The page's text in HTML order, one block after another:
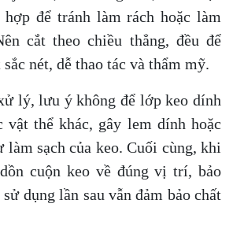
để tránh làm rách hoặc làm
cắt theo chiều thẳng, đều để
nét, dễ thao tác và thẩm mỹ.
lý, lưu ý không để lớp keo dính
vật thể khác, gây lem dính hoặc
làm sạch của keo. Cuối cùng, khi
cuộn keo về đúng vị trí, bảo
dụng lần sau vẫn đảm bảo chất